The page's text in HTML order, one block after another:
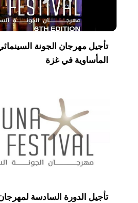
تأجيل مهرجان الجونة
المأساوية في غزة
تأجيل الدورة السادسة